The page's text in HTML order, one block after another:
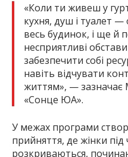
«Коли ти живеш у
кухня, душ і туалет
весь будинок, і ще й
несприятливі
забезпечити собі
навіть відчувати
життям», — зазначає
«Сонце ЮА».
У межах програми
прийняття, де жінки
розкриваються,